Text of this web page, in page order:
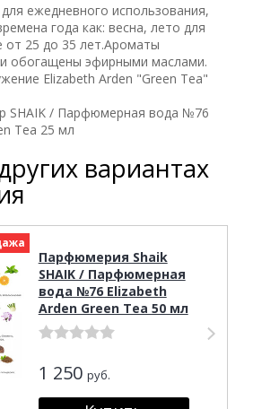
ежедневного использования,
года как: весна, лето для
от 25 до 35 лет.Ароматы
и обогащены эфирными маслами.
Elizabeth Arden "Green Tea"
SHAIK / Парфюмерная вода №76
Tea 25 мл
вариантах
Парфюмерия Shaik
SHAIK / Парфюмерная
вода №76 Elizabeth
Arden Green Tea 50 мл
1 250 руб.